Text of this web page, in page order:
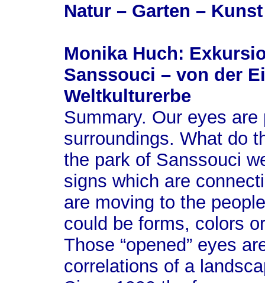
Natur – Garten – Kunst
Monika Huch:
Sanssouci – von der
Weltkulturerbe
Summary. Our eyes are
surroundings. What do
the park of Sanssouci
signs which are
are moving to the
could be forms, colors
Those “opened” eyes
correlations of a